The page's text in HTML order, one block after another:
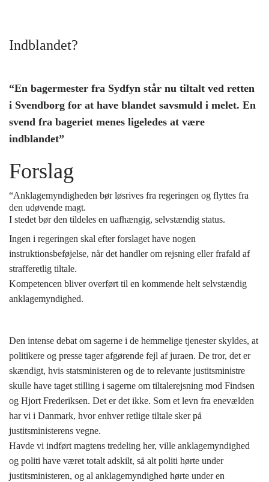
Indblandet?
“En bagermester fra Sydfyn står nu tiltalt ved retten
i Svendborg for at have blandet savsmuld i melet. En
svend fra bageriet menes ligeledes at være
indblandet”
Forslag
“Anklagemyndigheden bør løsrives fra regeringen og flyttes fra
den udøvende magt.
I stedet bør den tildeles en uafhængig, selvstændig status.
Ingen i regeringen skal efter forslaget have nogen
instruktionsbeføjelse, når det handler om rejsning eller frafald af
strafferetlig tiltale.
Kompetencen bliver overført til en kommende helt selvstændig
anklagemyndighed.
Den intense debat om sagerne i de hemmelige tjenester skyldes, at
politikere og presse tager afgørende fejl af juraen. De tror, det er
skændigt, hvis statsministeren og de to relevante justitsministre
skulle have taget stilling i sagerne om tiltalerejsning mod Findsen
og Hjort Frederiksen. Det er det ikke. Som et levn fra enevælden
har vi i Danmark, hvor enhver retlige tiltale sker på
justitsministerens vegne.
Havde vi indført magtens tredeling her, ville anklagemyndighed
og politi have været totalt adskilt, så alt politi hørte under
justitsministeren, og al anklagemyndighed hørte under en